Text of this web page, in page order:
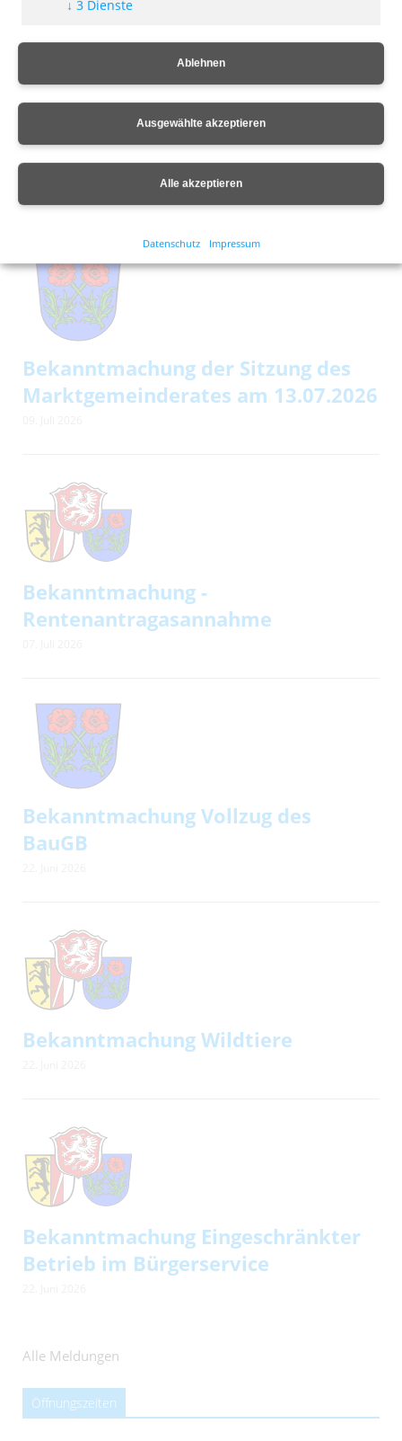
Ferienprogramm noch Plätze frei
Bekanntmachung der Sitzung des
Marktgemeinderates am 13.07.2026
Bekanntmachung -
Rentenantragasannahme
Bekanntmachung Vollzug des
BauGB
Bekanntmachung Wildtiere
Bekanntmachung Eingeschränkter
Betrieb im Bürgerservice
Alle Meldungen
Öffnungszeiten
↓ 3 Dienste
Ablehnen
Ausgewählte akzeptieren
Alle akzeptieren
Datenschutz Impressum